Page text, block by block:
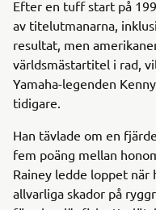
Efter en tuff start på
av titelutmanarna,
resultat, men
världsmästartitel i rad,
Yamaha-legenden
tidigare.
Han tävlade om en
fem poäng mellan
Rainey ledde loppet när
allvarliga skador på